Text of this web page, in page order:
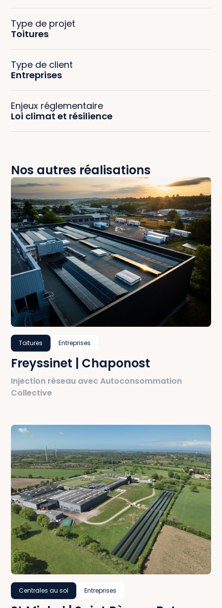
Type de projet
Toitures
Type de client
Entreprises
Enjeux réglementaire
Loi climat et résilience
Nos autres réalisations
Toitures Entreprises
Freyssinet | Chaponost
Injection réseau avec Autoconsommation
Collective
Centrales au sol Entreprises